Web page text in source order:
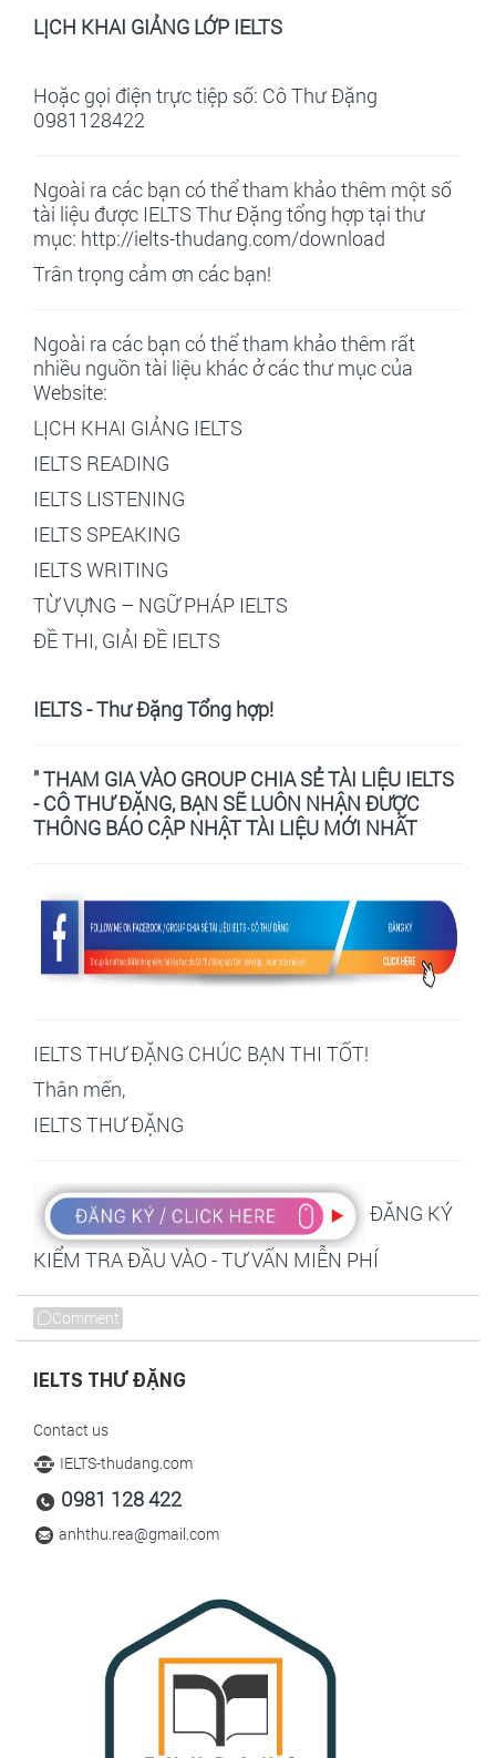
LỊCH KHAI GIẢNG LỚP IELTS
Hoặc gọi điện trực tiệp số: Cô Thư Đặng
0981128422
Ngoài ra các bạn có thể tham khảo thêm một số
tài liệu được IELTS Thư Đặng tổng hợp tại thư
mục: http://ielts-thudang.com/download
Trân trọng cảm ơn các bạn!
Ngoài ra các bạn có thể tham khảo thêm rất
nhiều nguồn tài liệu khác ở các thư mục của
Website:
LỊCH KHAI GIẢNG IELTS
IELTS READING
IELTS LISTENING
IELTS SPEAKING
IELTS WRITING
TỪ VỰNG – NGỮ PHÁP IELTS
ĐỀ THI, GIẢI ĐỀ IELTS
IELTS - Thư Đặng Tổng hợp!
" THAM GIA VÀO GROUP CHIA SẺ TÀI LIỆU IELTS
- CÔ THƯ ĐẶNG, BẠN SẼ LUÔN NHẬN ĐƯỢC
THÔNG BÁO CẬP NHẬT TÀI LIỆU MỚI NHẤT
IELTS THƯ ĐẶNG CHÚC BẠN THI TỐT!
Thân mến,
IELTS THƯ ĐẶNG
ĐĂNG KÝ
KIỂM TRA ĐẦU VÀO - TƯ VẤN MIỄN PHÍ
Comment
IELTS THƯ ĐẶNG
Contact us
IELTS-thudang.com
0981 128 422
anhthu.rea@gmail.com